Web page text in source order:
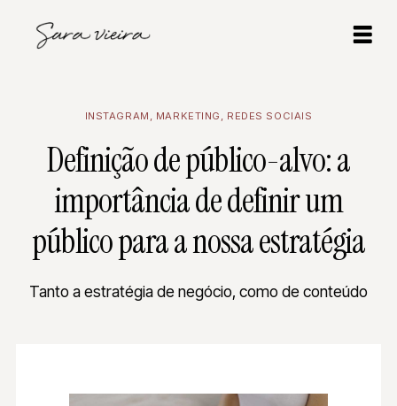
INSTAGRAM MARKETING REDES SOCIAIS
Definição de público-alvo: a
importância de definir um
público para a nossa estratégia
Tanto a estratégia de negócio, como de conteúdo